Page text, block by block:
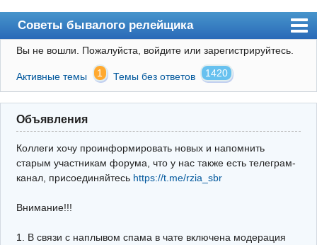
Советы бывалого релейщика
Форум
Правила
Поиск
Регистрация
Архив
Почта
Поиск релейщика
Вы не вошли. Пожалуйста, войдите или зарегистрируйтесь.
Активные темы 1 Темы без ответов 1420
Объявления
Коллеги хочу проинформировать новых и напомнить
старым участникам форума, что у нас также есть телеграм-
канал, присоединяйтесь https://t.me/rzia_sbr
Внимание!!!
1. В связи с наплывом спама в чате включена модерация